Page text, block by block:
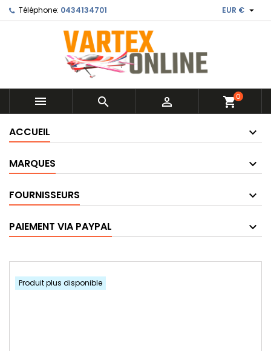
Téléphone: 0434134701 EUR € 
   shopping_cart0
ACCUEIL
MARQUES
FOURNISSEURS
PAIEMENT VIA PAYPAL
Produit plus disponible